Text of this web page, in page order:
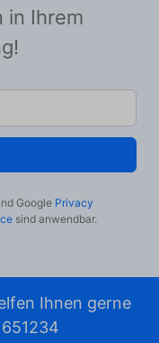
in Ihrem
Google Privacy
sind anwendbar.
Ihnen gerne
651234